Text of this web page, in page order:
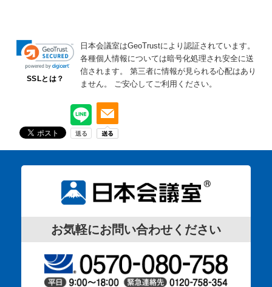
SSLとは？
日本会議室はGeoTrustにより認証されています。
各種個人情報については暗号化処理され安全に送
信されます。
第三者に情報が見られる心配はあり
ません。
ご安心してご利用ください。
お気軽にお問い合わせください